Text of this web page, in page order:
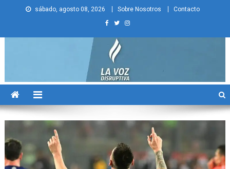
sábado, agosto 08, 2026 Sobre Nosotros Contacto
La Voz Disruptiva